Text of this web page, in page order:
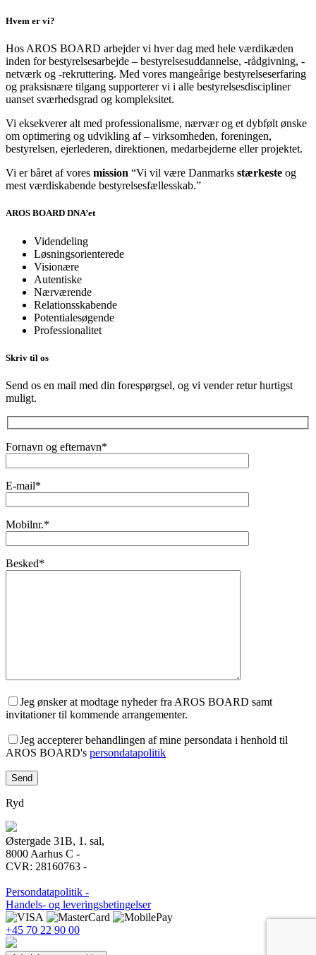
Hvem er vi?
Hos AROS BOARD arbejder vi hver dag med hele værdikæden
inden for bestyrelsesarbejde – bestyrelsesuddannelse, -rådgivning, -
netværk og -rekruttering. Med vores mangeårige bestyrelseserfaring
og praksisnære tilgang supporterer vi i alle bestyrelsesdiscipliner
uanset sværhedsgrad og kompleksitet.
Vi eksekverer alt med professionalisme, nærvær og et dybfølt ønske
om optimering og udvikling af – virksomheden, foreningen,
bestyrelsen, ejerlederen, direktionen, medarbejderne eller projektet.
Vi er båret af vores mission “Vi vil være Danmarks stærkeste og
mest værdiskabende bestyrelsesfællesskab.”
AROS BOARD DNA’et
Videndeling
Løsningsorienterede
Visionære
Autentiske
Nærværende
Relationsskabende
Potentialesøgende
Professionalitet
Skriv til os
Send os en mail med din forespørgsel, og vi vender retur hurtigst
muligt.
Fornavn og efternavn*
E-mail*
Mobilnr.*
Besked*
Jeg ønsker at modtage nyheder fra AROS BOARD samt
invitationer til kommende arrangementer.
Jeg accepterer behandlingen af mine persondata i henhold til
AROS BOARD's persondatapolitik
Ryd
Østergade 31B, 1. sal,
8000 Aarhus C -
CVR: 28160763 -
Persondatapolitik -
Handels- og leveringsbetingelser
+45 70 22 90 00